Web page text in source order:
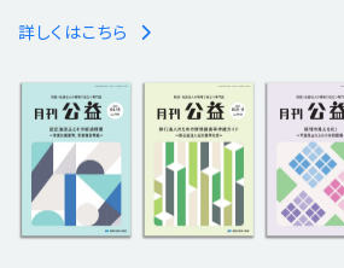
詳しくはこちら